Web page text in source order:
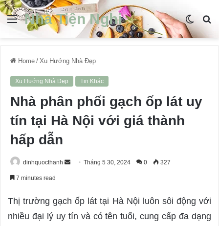
Menu
Nhà Tiện Nghi
Switch
skin
Home / Xu Hướng Nhà Đẹp
Xu Hướng Nhà Đẹp Tin Khác
Nhà phân phối gạch ốp lát uy
tín tại Hà Nội với giá thành
hấp dẫn
dinhquocthanh
d
n
Tháng 5 30, 2024 0 327
7 minutes read
Thị trường gạch ốp lát tại Hà Nội luôn sôi động với
nhiều đại lý uy tín và có tên tuổi, cung cấp đa dạng